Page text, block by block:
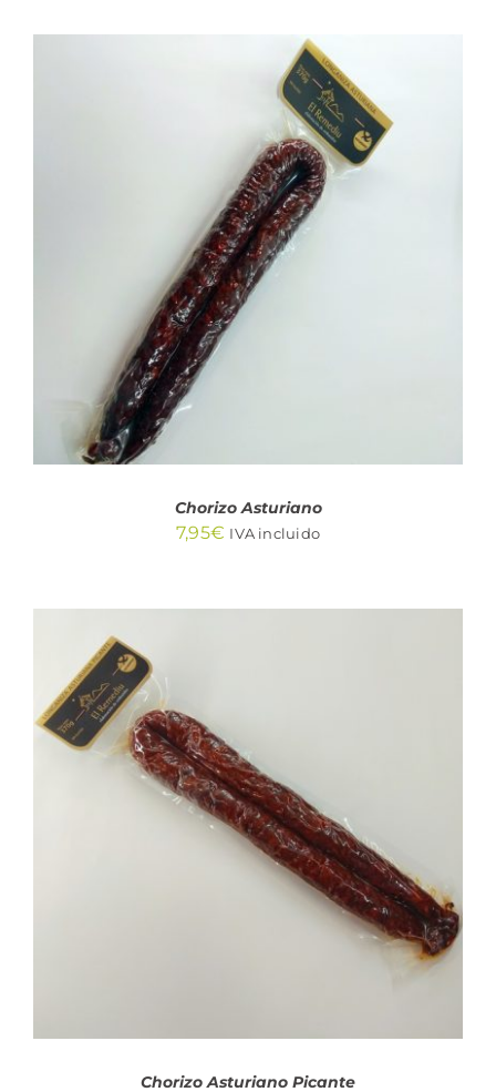
AÑADIR AL CARRITO
Chorizo Asturiano
7,95€ IVA incluido
AÑADIR AL CARRITO
/
Chorizo Asturiano Picante